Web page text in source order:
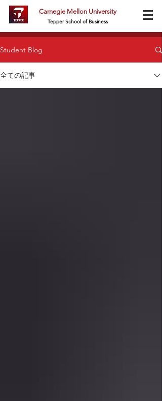
Carnegie Mellon University
Tepper School of Business
Student Blog
全ての記事